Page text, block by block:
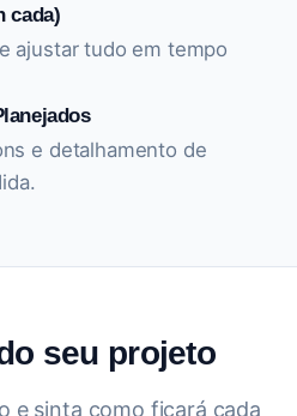
cada)
ajustar tudo em tempo
e detalhamento de
seu projeto
e sinta como ficará cada